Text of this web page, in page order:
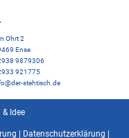
Ohrt 2
Ense
9879306
921775
stehtisch.de
Idee
Datenschutzerklärung